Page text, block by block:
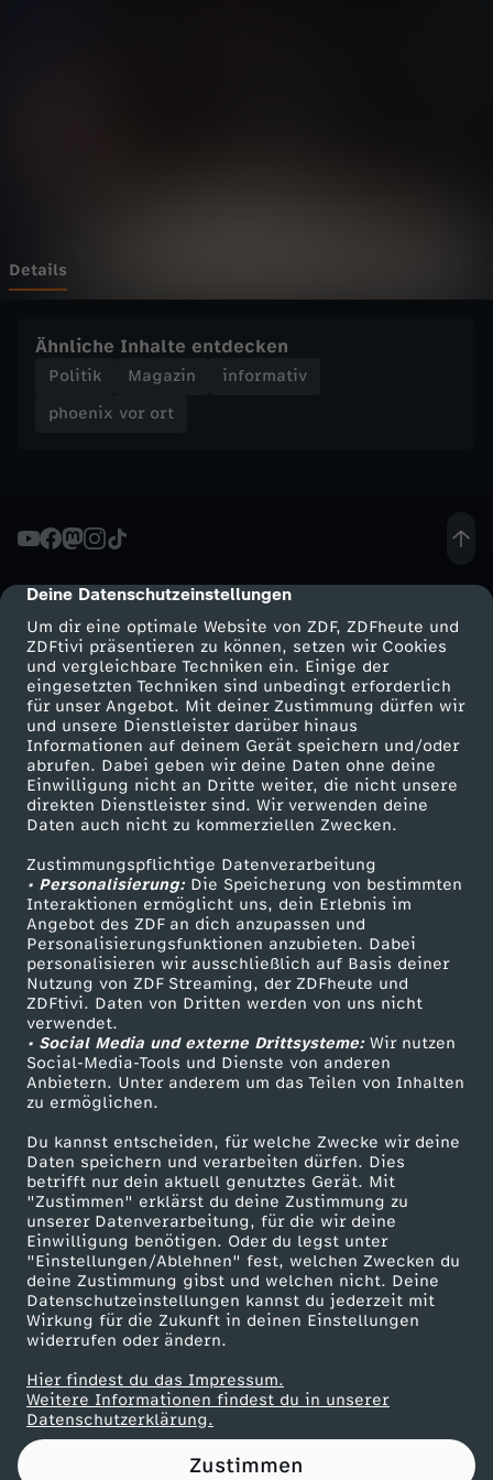
cmp-dialog-description
Deine Datenschutzeinstellungen
Um dir eine optimale Website von ZDF, ZDFheute und
ZDFtivi präsentieren zu können, setzen wir Cookies
und vergleichbare Techniken ein. Einige der
eingesetzten Techniken sind unbedingt erforderlich
für unser Angebot. Mit deiner Zustimmung dürfen wir
und unsere Dienstleister darüber hinaus
Informationen auf deinem Gerät speichern und/oder
abrufen. Dabei geben wir deine Daten ohne deine
Einwilligung nicht an Dritte weiter, die nicht unsere
direkten Dienstleister sind. Wir verwenden deine
Daten auch nicht zu kommerziellen Zwecken.
Zustimmungspflichtige Datenverarbeitung
• Personalisierung:Die Speicherung von bestimmten
Interaktionen ermöglicht uns, dein Erlebnis im
Angebot des ZDF an dich anzupassen und
Personalisierungsfunktionen anzubieten. Dabei
personalisieren wir ausschließlich auf Basis deiner
Nutzung von ZDF Streaming, der ZDFheute und
ZDFtivi. Daten von Dritten werden von uns nicht
verwendet.
• Social Media und externe Drittsysteme:Wir nutzen
Social-Media-Tools und Dienste von anderen
Anbietern. Unter anderem um das Teilen von Inhalten
zu ermöglichen.
Du kannst entscheiden, für welche Zwecke wir deine
Daten speichern und verarbeiten dürfen. Dies
betrifft nur dein aktuell genutztes Gerät. Mit
"Zustimmen" erklärst du deine Zustimmung zu
unserer Datenverarbeitung, für die wir deine
Einwilligung benötigen. Oder du legst unter
"Einstellungen/Ablehnen" fest, welchen Zwecken du
deine Zustimmung gibst und welchen nicht. Deine
Datenschutzeinstellungen kannst du jederzeit mit
Wirkung für die Zukunft in deinen Einstellungen
widerrufen oder ändern.
Hier findest du das Impressum.
Weitere Informationen findest du in unserer
Datenschutzerklärung.
Zustimmen
t
A
-
P
a
r
t
e
i
t
a
g
:
„
H
ö
c
k
e
i
Details
Ähnliche Inhalte entdecken
Politik Magazin
informativ
phoenix vor ort
Mehr ZDF
ZDF-Apps
Smart TV
ZDFtext
Livestreams
Sendungen A-Z
TV-Programm
Service
ZDFmitreden
Kontakt zum ZDF
Tickets
Zuschauerservice
Hilfe
ZDF Unternehmen
Karriere
ZDF goes Schule
Werbefernsehen
Mainzelmännchen
Partner